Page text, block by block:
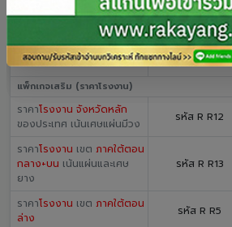
แพ็กเกจหลัก
ราคาในประเทศ + วิเคราะห์ VIP
(ราคา ต่างประเทศ ช่วงเช้า และ
ราคาในประเทศทั้งวัน)
รหัส R R2
และ
R R11
แพ็กเกจเสริม (ราคาโรงงาน)
ราคาโรงงาน จังหวัดหลัก
ของประเทศ เน้นเศษแผ่นมีวง
รหัส R R12
ราคาโรงงาน เขต ภาคใต้ตอน
กลาง+บน เน้นแผ่นและเศษ
ยาง
รหัส R R13
ราคาโรงงาน เขต ภาคใต้ตอน
ล่าง
รหัส R R5